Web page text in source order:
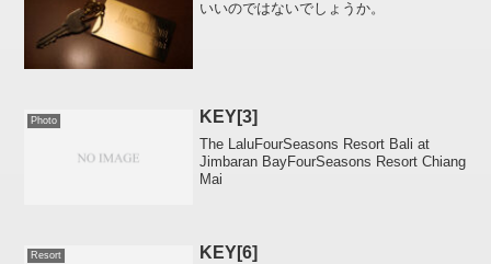
いいのではないでしょうか。
Photo KEY[3]
The LaluFourSeasons Resort Bali at
Jimbaran BayFourSeasons Resort Chiang
Mai
Resort KEY[6]